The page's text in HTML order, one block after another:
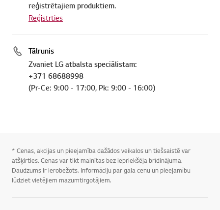
reģistrētajiem produktiem.
Reģistrties
Tālrunis
Zvaniet LG atbalsta speciālistam:
+371 68688998
(Pr-Ce: 9:00 - 17:00, Pk: 9:00 - 16:00)
* Cenas, akcijas un pieejamība dažādos veikalos un tiešsaistē var
atšķirties. Cenas var tikt mainītas bez iepriekšēja brīdinājuma.
Daudzums ir ierobežots. Informāciju par gala cenu un pieejamību
lūdziet vietējiem mazumtirgotājiem.